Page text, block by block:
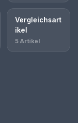
Vergleichsart
ikel
5 Artikel